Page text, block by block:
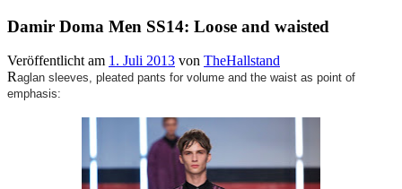
Damir Doma Men SS14: Loose and waisted
Veröffentlicht am 1. Juli 2013 von TheHallstand
Raglan sleeves, pleated pants for volume and the waist as point of
emphasis: